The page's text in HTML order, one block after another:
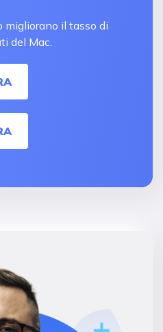
migliorano il tasso di
del Mac.